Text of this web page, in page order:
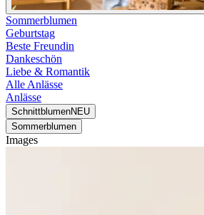
Sommerblumen
Geburtstag
Beste Freundin
Dankeschön
Liebe & Romantik
Alle Anlässe
Anlässe
SchnittblumenNEU
Sommerblumen
Images